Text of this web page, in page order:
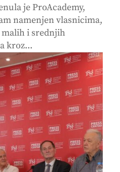
je ProAcademy,
namenjen vlasnicima,
i srednjih
kroz...